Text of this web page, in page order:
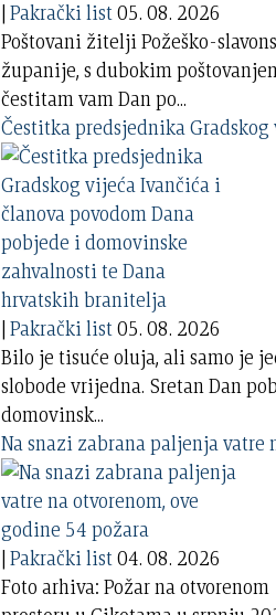
|Pakrački list05. 08. 2026
Poštovani žitelji Požeško-
županije, s dubokim
čestitam vam Dan po...
Čestitka predsjednika Gradskog
|Pakrački list05. 08. 2026
Bilo je tisuće oluja, ali samo je
slobode vrijedna. Sretan Dan
domovinsk...
Na snazi zabrana paljenja vatre
|Pakrački list04. 08. 2026
Foto arhiva: Požar na otvorenom